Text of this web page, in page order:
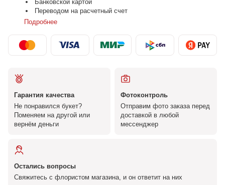
Банковской картой
Переводом на расчетный счет
Подробнее
Гарантия качества
Не понравился букет?
Поменяем на другой или
вернём деньги
Фотоконтроль
Отправим фото заказа перед
доставкой в любой
мессенджер
Остались вопросы
Свяжитесь с флористом магазина, и он ответит на них